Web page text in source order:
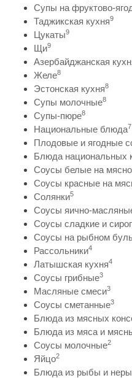
Супы на фруктово-
Таджикская кухня9
Цукаты9
Щи9
Азербайджанская
Желе8
Эстонская кухня8
Супы молочные8
Супы-пюре8
Национальные блюда7
Плодовые и ягодные
Блюда национальных
Соусы белые на
Соусы красные на
Солянки5
Соусы яично-
Соусы сладкие и
Соусы на рыбном
Рассольники4
Латышская кухня4
Соусы грибные3
Масляные смеси3
Соусы сметанные3
Блюда из мясных
Блюда из мяса и
Соусы молочные2
Яйцо2
Блюда из рыбы и